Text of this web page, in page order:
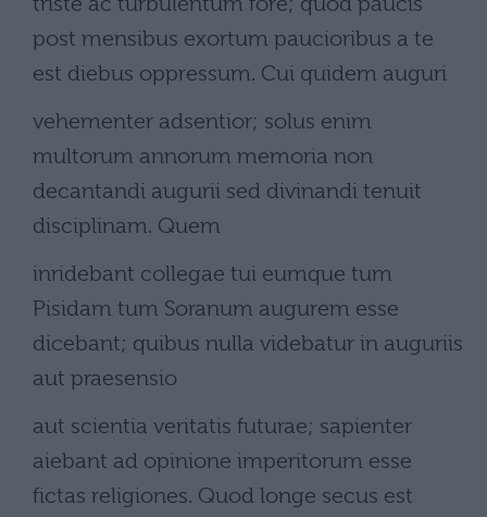
post mensibus exortum paucioribus a te
est diebus oppressum. Cui quidem auguri
vehementer adsentior; solus enim
multorum annorum memoria non
decantandi augurii sed divinandi tenuit
disciplinam. Quem
inridebant collegae tui eumque tum
Pisidam tum Soranum augurem esse
dicebant; quibus nulla videbatur in auguriis
aut praesensio
aut scientia veritatis futurae; sapienter
aiebant ad opinione imperitorum esse
fictas religiones. Quod longe secus est